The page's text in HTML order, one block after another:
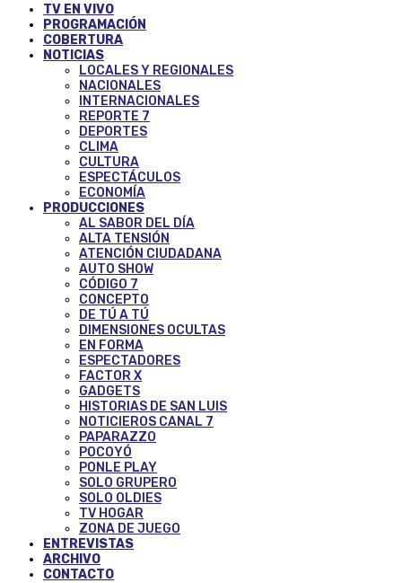
TV EN VIVO
PROGRAMACIÓN
COBERTURA
NOTICIAS
LOCALES Y REGIONALES
NACIONALES
INTERNACIONALES
REPORTE 7
DEPORTES
CLIMA
CULTURA
ESPECTÁCULOS
ECONOMÍA
PRODUCCIONES
AL SABOR DEL DÍA
ALTA TENSIÓN
ATENCIÓN CIUDADANA
AUTO SHOW
CÓDIGO 7
CONCEPTO
DE TÚ A TÚ
DIMENSIONES OCULTAS
EN FORMA
ESPECTADORES
FACTOR X
GADGETS
HISTORIAS DE SAN LUIS
NOTICIEROS CANAL 7
PAPARAZZO
POCOYÓ
PONLE PLAY
SOLO GRUPERO
SOLO OLDIES
TV HOGAR
ZONA DE JUEGO
ENTREVISTAS
ARCHIVO
CONTACTO